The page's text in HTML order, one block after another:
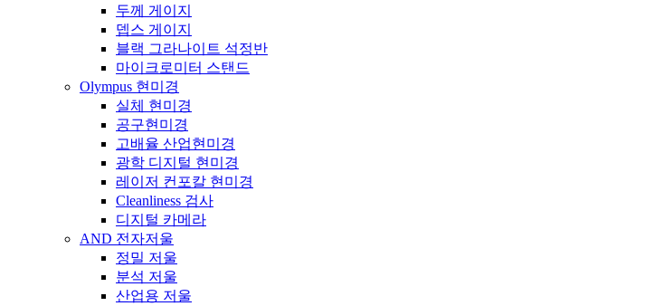
두께 게이지
뎁스 게이지
블랙 그라나이트 석정반
마이크로미터 스탠드
Olympus 현미경
실체 현미경
공구현미경
고배율 산업현미경
광학 디지털 현미경
레이저 컨포칼 현미경
Cleanliness 검사
디지털 카메라
AND 전자저울
정밀 저울
분석 저울
산업용 저울